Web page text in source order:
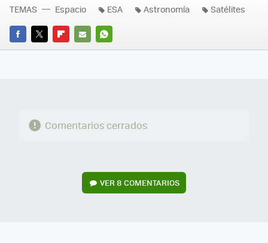
FACEBOOK
TWITTERFLIPBOARD
E-
WHATSAPP
TEMAS Espacio ESA Astronomía Satélites
Comentarios cerrados
VER8 COMENTARIOS